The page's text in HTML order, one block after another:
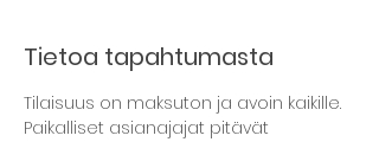
Tietoa tapahtumasta
Tilaisuus on maksuton ja avoin kaikille.
Paikalliset asianajajat pitävät